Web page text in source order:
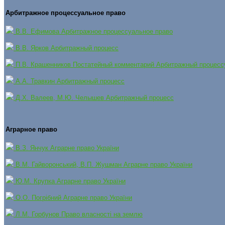
Арбитражное процессуальное право
В.В. Ефимова Арбитражное процессуальное право
В.В. Ярков Арбитражный процесс
П.В. Крашенников Постатейный комментарий Арбитражный
А.А. Травкин Арбитражный процесс
Д.Х. Валеев, М.Ю. Челышев Арбитражный процесс
Аграрное право
В.З. Янчук Аграрне право України
В.М. Гайворонський, В.П. Жушман Аграрне право України
Ю.М. Крупка Аграрне право України
О.О. Погрібний Аграрне право України
Л.М. Горбунов Право власності на землю